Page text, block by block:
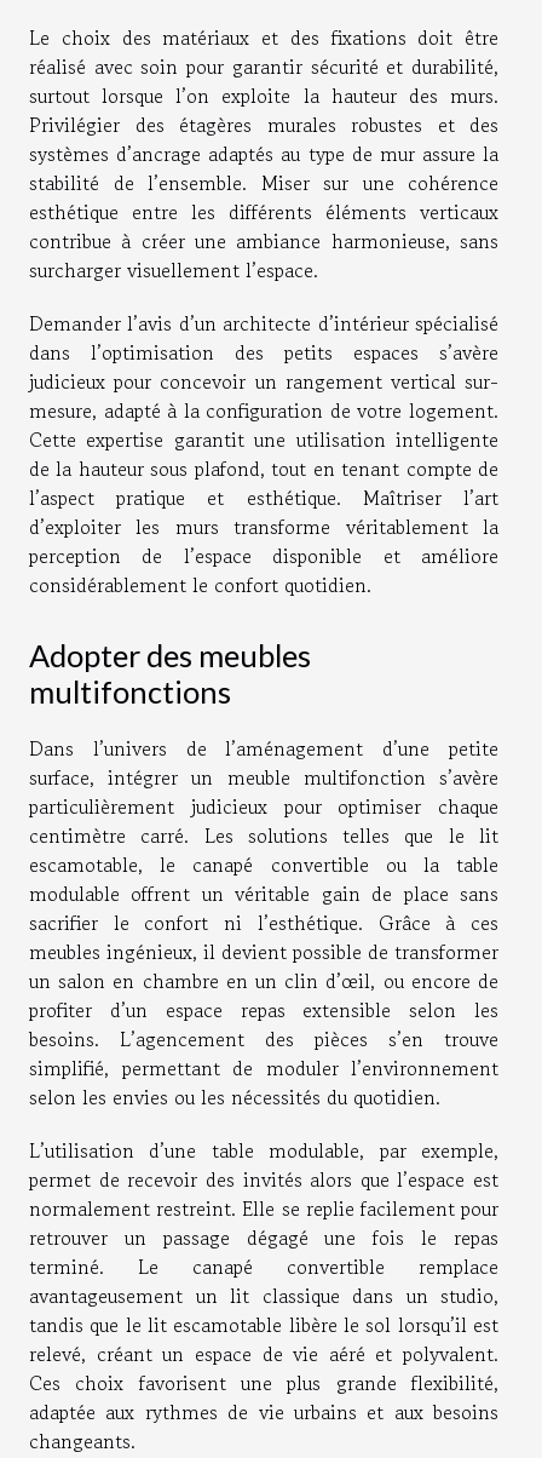
Le choix des matériaux et des fixations doit être
réalisé avec soin pour garantir sécurité et durabilité,
surtout lorsque l’on exploite la hauteur des murs.
Privilégier des étagères murales robustes et des
systèmes d’ancrage adaptés au type de mur assure la
stabilité de l’ensemble. Miser sur une cohérence
esthétique entre les différents éléments verticaux
contribue à créer une ambiance harmonieuse, sans
surcharger visuellement l’espace.
Demander l’avis d’un architecte d’intérieur spécialisé
dans l’optimisation des petits espaces s’avère
judicieux pour concevoir un rangement vertical sur-
mesure, adapté à la configuration de votre logement.
Cette expertise garantit une utilisation intelligente
de la hauteur sous plafond, tout en tenant compte de
l’aspect pratique et esthétique. Maîtriser l’art
d’exploiter les murs transforme véritablement la
perception de l’espace disponible et améliore
considérablement le confort quotidien.
Adopter des meubles
multifonctions
Dans l’univers de l’aménagement d’une petite
surface, intégrer un meuble multifonction s’avère
particulièrement judicieux pour optimiser chaque
centimètre carré. Les solutions telles que le lit
escamotable, le canapé convertible ou la table
modulable offrent un véritable gain de place sans
sacrifier le confort ni l’esthétique. Grâce à ces
meubles ingénieux, il devient possible de transformer
un salon en chambre en un clin d’œil, ou encore de
profiter d’un espace repas extensible selon les
besoins. L’agencement des pièces s’en trouve
simplifié, permettant de moduler l’environnement
selon les envies ou les nécessités du quotidien.
L’utilisation d’une table modulable, par exemple,
permet de recevoir des invités alors que l’espace est
normalement restreint. Elle se replie facilement pour
retrouver un passage dégagé une fois le repas
terminé. Le canapé convertible remplace
avantageusement un lit classique dans un studio,
tandis que le lit escamotable libère le sol lorsqu’il est
relevé, créant un espace de vie aéré et polyvalent.
Ces choix favorisent une plus grande flexibilité,
adaptée aux rythmes de vie urbains et aux besoins
changeants.